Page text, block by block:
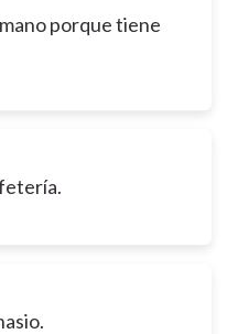
mano porque tiene